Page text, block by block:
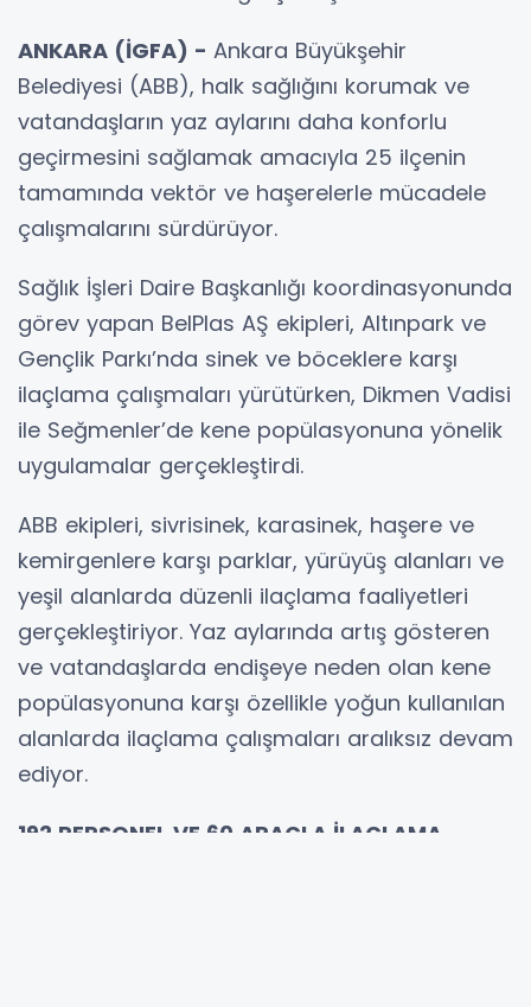
ANKARA (İGFA) - Ankara Büyükşehir
Belediyesi (ABB), halk sağlığını korumak ve
vatandaşların yaz aylarını daha konforlu
geçirmesini sağlamak amacıyla 25 ilçenin
tamamında vektör ve haşerelerle mücadele
çalışmalarını sürdürüyor.
Sağlık İşleri Daire Başkanlığı koordinasyonunda
görev yapan BelPlas AŞ ekipleri, Altınpark ve
Gençlik Parkı’nda sinek ve böceklere karşı
ilaçlama çalışmaları yürütürken, Dikmen Vadisi
ile Seğmenler’de kene popülasyonuna yönelik
uygulamalar gerçekleştirdi.
ABB ekipleri, sivrisinek, karasinek, haşere ve
kemirgenlere karşı parklar, yürüyüş alanları ve
yeşil alanlarda düzenli ilaçlama faaliyetleri
gerçekleştiriyor. Yaz aylarında artış gösteren
ve vatandaşlarda endişeye neden olan kene
popülasyonuna karşı özellikle yoğun kullanılan
alanlarda ilaçlama çalışmaları aralıksız devam
ediyor.
192 PERSONEL VE 60 ARAÇLA İLAÇLAMA